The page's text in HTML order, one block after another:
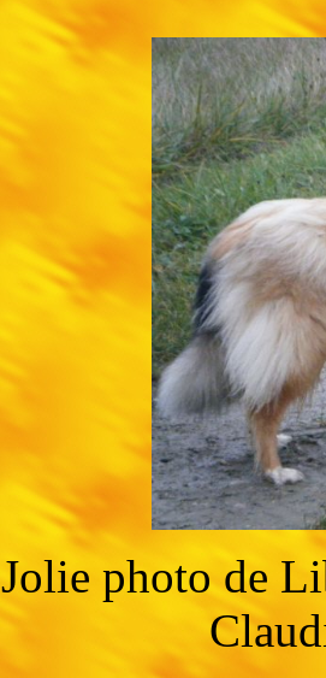
Jolie photo de